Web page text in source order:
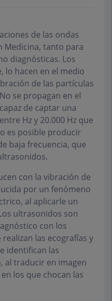
de las ondas
Medicina, tanto para
diagnósticas. Los
lo hacen en el medio
de las partículas
se propagan en el
de captar una
Hz y 20.000 Hz que
es posible producir
baja frecuencia, que
con la vibración de
por un fenómeno
al aplicarle un
ultrasonidos son
con los
las ecografías y
identifican las
al traducir en imagen
los que chocan las